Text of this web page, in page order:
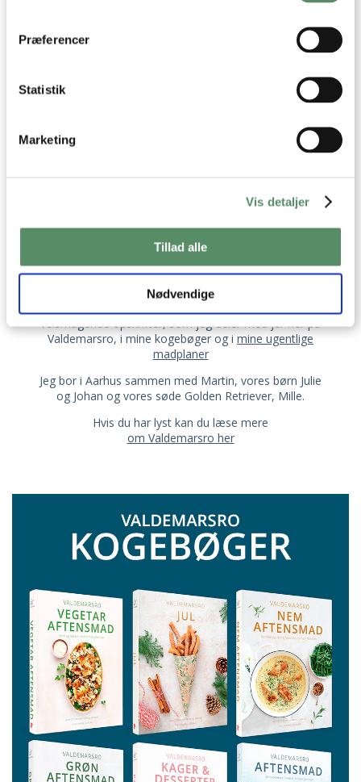
Præferencer
Statistik
Marketing
Vis detaljer
Tillad alle
Nødvendige
OM VALDEMARSRO
Jeg hedder Ann-Christine, og det er mig der står
Valdemarsro, i mine kogebøger og i mine ugentlige
madplaner
Jeg bor i Aarhus sammen med Martin, vores børn Julie
og Johan og vores søde Golden Retriever, Mille.
Hvis du har lyst kan du læse mere
om Valdemarsro her